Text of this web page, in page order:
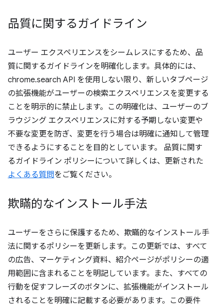
品質に関するガイドライン
ユーザー エクスペリエンスをシームレスにするため、品
質に関するガイドラインを明確化します。具体的には、
chrome.search API を使用しない限り、新しいタブページ
の拡張機能がユーザーの検索エクスペリエンスを変更する
ことを明示的に禁止します。この明確化は、ユーザーのブ
ラウジング エクスペリエンスに対する予期しない変更や
不要な変更を防ぎ、変更を行う場合は明確に通知して管理
できるようにすることを目的としています。 品質に関す
るガイドライン ポリシーについて詳しくは、更新された
よくある質問をご覧ください。
欺瞞的なインストール手法
ユーザーをさらに保護するため、欺瞞的なインストール手
法に関するポリシーを更新します。この更新では、すべて
の広告、マーケティング資料、紹介ページがポリシーの適
用範囲に含まれることを明記しています。また、すべての
行動を促すフレーズのボタンに、拡張機能がインストール
されることを明確に記載する必要があります。この要件